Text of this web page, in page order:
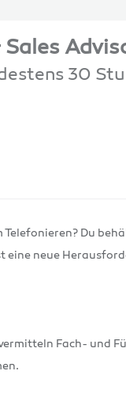
Sales
30
Du
eine neue
Fach- und